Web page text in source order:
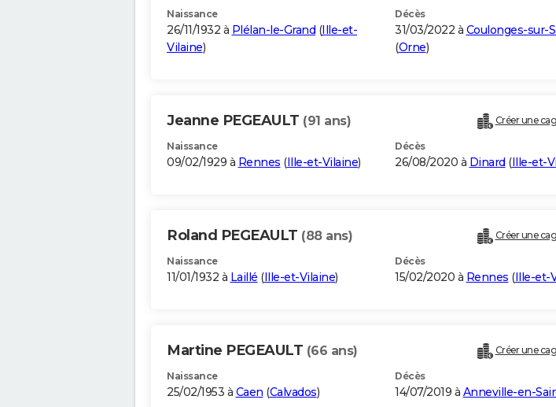
Naissance
26/11/1932 à Plélan-le-Grand (Ille-et-
Vilaine)
Décès
31/03/2022 à Coulonges-sur-
(Orne)
Jeanne PEGEAULT (91 ans) Créer une
Naissance
09/02/1929 à Rennes (Ille-et-Vilaine)
Décès
26/08/2020 à Dinard (Ille-et-
Roland PEGEAULT (88 ans) Créer une
Naissance
11/01/1932 à Laillé (Ille-et-Vilaine)
Décès
15/02/2020 à Rennes (Ille-et-
Martine PEGEAULT (66 ans) Créer une
Naissance
25/02/1953 à Caen (Calvados)
Décès
14/07/2019 à Anneville-en-